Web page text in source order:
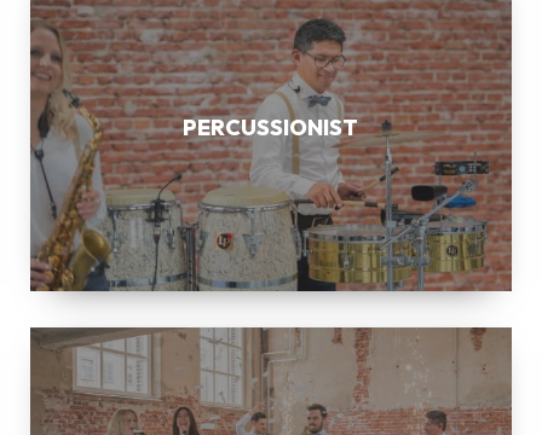
PERCUSSIONIST
COVERBANDS